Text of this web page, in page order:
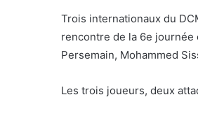
Trois internationaux du
rencontre de la 6e journée
Persemain, Mohammed
Les trois joueurs, deux